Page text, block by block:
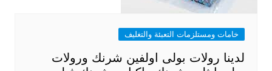
خامات ومستلزمات التعبئة والتغليف
لدينا رولات بولى اولفين شرنك ورولات